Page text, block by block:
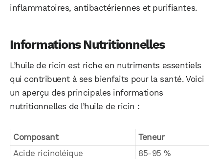
inflammatoires, antibactériennes et purifiantes.
Informations Nutritionnelles
L’huile de ricin est riche en nutriments essentiels
qui contribuent à ses bienfaits pour la santé. Voici
un aperçu des principales informations
nutritionnelles de l’huile de ricin :
Composant
Teneur
Acide ricinoléique
85-95 %